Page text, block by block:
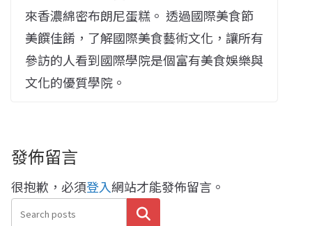
來香濃綿密布朗尼蛋糕。 透過國際美食節
美饌佳餚，了解國際美食藝術文化，讓所有
參訪的人看到國際學院是個富有美食娛樂與
文化的優質學院。
發佈留言
很抱歉，必須登入網站才能發佈留言。
搜尋